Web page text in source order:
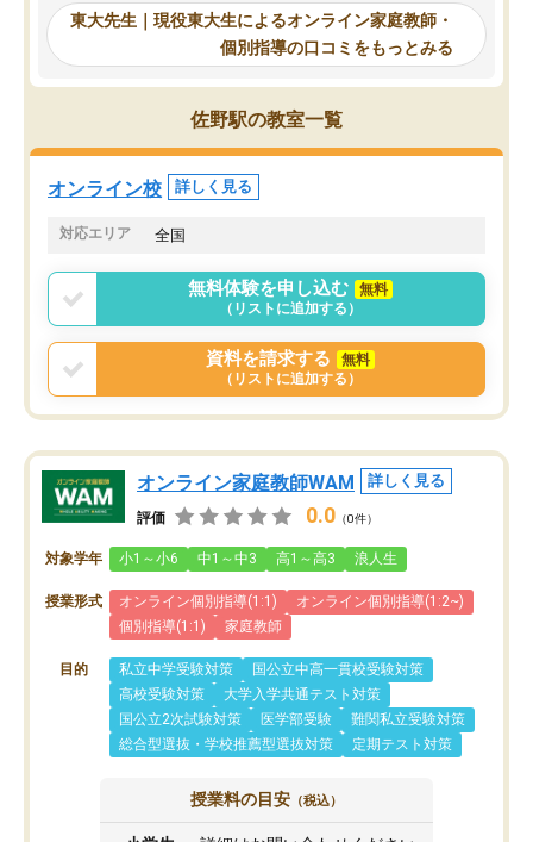
れるので、親としても安心です。毎日
使える自習室とかもあり、わからない
ところがあれば先生が回答してくれる
のも重宝しています。
自習室が毎日使えていつ
るのが心強かったよう
謝です。
東大先生｜現役東大生によるオンライン家庭教師・
個別指導の口コミをもっとみる
佐野駅の教室一覧
オンライン校 詳しく見る
対応エリア 全国
無料体験を申し込む
無料
（リストに追加する）
資料を請求する
無料
（リストに追加する）
オンライン家庭教師WAM 詳しく見る
評価 0.0 （0件）
対象学年 小1～小6 中1～中3 高1～高3 浪人生
授業形式 オンライン個別指導(1:1)
オンライン個別指導(1:2~)
個別指導(1:1)
家庭教師
目的 私立中学受験対策
国公立中高一貫校受験対策
高校受験対策
大学入学共通テスト対策
国公立2次試験対策
医学部受験
難関私立受験対策
総合型選抜・学校推薦型選抜対策
定期テスト対策
授業料の目安 （税込）